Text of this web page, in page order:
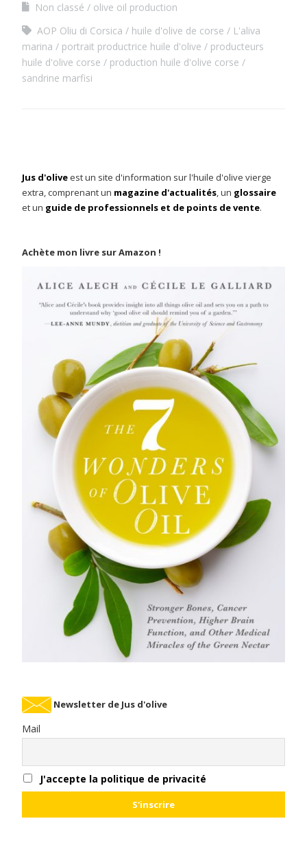
Non classé
olive oil production
AOP Oliu di Corsica
huile d'olive de corse
L'aliva
marina
portrait productrice huile d'olive
producteurs
huile d'olive corse
production huile d'olive corse
sandrine marfisi
Jus d'oliveest un site d'information sur l'huile d'olive vierge
extra, comprenant un magazine d'actualités, un glossaire
et un guide de professionnels et de points de vente.
Achète mon livre sur Amazon !
Newsletter de Jus d'olive
Mail
J'accepte la politique de privacité